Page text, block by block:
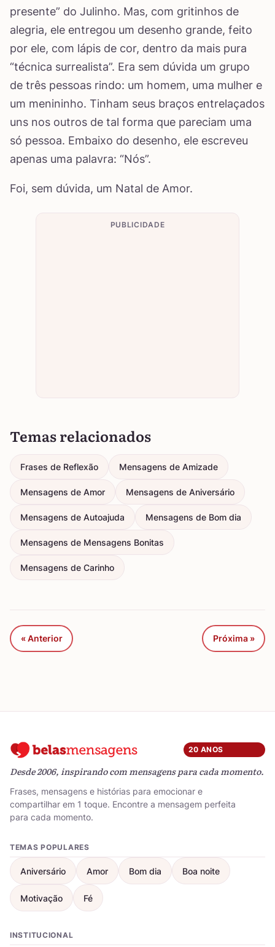
presente” do Julinho. Mas, com gritinhos de
alegria, ele entregou um desenho grande, feito
por ele, com lápis de cor, dentro da mais pura
“técnica surrealista”. Era sem dúvida um grupo
de três pessoas rindo: um homem, uma mulher e
um menininho. Tinham seus braços entrelaçados
uns nos outros de tal forma que pareciam uma
só pessoa. Embaixo do desenho, ele escreveu
apenas uma palavra: “Nós”.
Foi, sem dúvida, um Natal de Amor.
PUBLICIDADE
Temas relacionados
Frases de Reflexão Mensagens de Amizade
Mensagens de Amor Mensagens de Aniversário
Mensagens de Autoajuda Mensagens de Bom dia
Mensagens de Mensagens Bonitas
Mensagens de Carinho
« Anterior Próxima »
20 ANOS
Desde 2006, inspirando com mensagens para cada momento.
Frases, mensagens e histórias para emocionar e
compartilhar em 1 toque. Encontre a mensagem perfeita
para cada momento.
TEMAS POPULARES
Aniversário Amor Bom dia Boa noite
Motivação Fé
INSTITUCIONAL